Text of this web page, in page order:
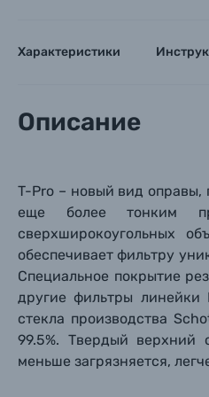
Оптические
Материалы
Осветительное
Фоторамки
Характеристики
Описание
T-Pro – новый вид оправы,
еще более тонким
сверхширокоугольных
обеспечивает фильтру
Специальное покрытие
другие фильтры линейки
стекла производства
99.5%. Твердый верхний
меньше загрязняется,